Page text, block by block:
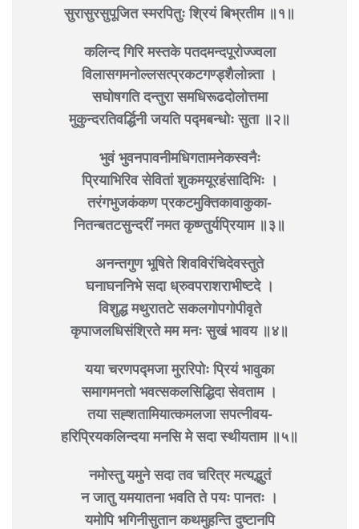
सुरासुरसुपूजित स्मरपितुः श्रियं बिभ्रतीम ॥१॥
कलिन्द गिरि मस्तके पतदमन्दपूरोज्ज्वला
विलासगमनोल्लसत्प्रकटगण्ड्शैलोन्न्ता ।
सघोषगति दन्तुरा समधिरूढदोलोत्तमा
मुकुन्दरतिवर्द्धिनी जयति पद्मबन्धोः सुता ॥२॥
भुवं भुवनपावनीमधिगतामनेकस्वनैः
प्रियाभिरिव सेवितां शुकमयूरहंसादिभिः ।
तरंगभुजकंकण प्रकटमुक्तिकावाकुका-
नितन्बतटसुन्दरीं नमत कृष्ण्तुर्यप्रियाम ॥३॥
अनन्तगुण भूषिते शिवविरंचिदेवस्तुते
घनाघननिभे सदा ध्रुवपराशराभीष्टदे ।
विशुद्ध मथुरातटे सकलगोपगोपीवृते
कृपाजलधिसंश्रिते मम मनः सुखं भावय ॥४॥
यया चरणपद्मजा मुररिपोः प्रियं भावुका
समागमनतो भवत्सकलसिद्धिदा सेवताम ।
तया सह्शतामियात्कमलजा सपत्नीवय-
हरिप्रियकलिन्दया मनसि मे सदा स्थीयताम ॥५॥
नमोस्तु यमुने सदा तव चरित्र मत्यद्भुतं
न जातु यमयातना भवति ते पयः पानतः ।
यमोपि भगिनीसुतान कथमुहन्ति दुष्टानपि